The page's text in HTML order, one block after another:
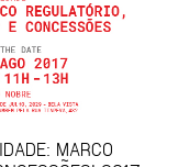
MARCO